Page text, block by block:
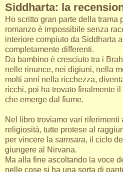
Siddharta: la
Ho scritto gran parte della trama
romanzo è impossibile senza
interiore compiuto da Siddharta
completamente differenti.
Da bambino è cresciuto tra i
nelle rinunce, nei digiuni, nella
molti anni nella ricchezza,
ricchi, poi ha trovato finalmente
che emerge dal fiume.
Nel libro troviamo vari riferimenti
religiosità, tutte protese al
per vincere la samsara, il ciclo
giungere al Nirvana.
Ma alla fine ascoltando la voce
nelle cose si ha una sorta di